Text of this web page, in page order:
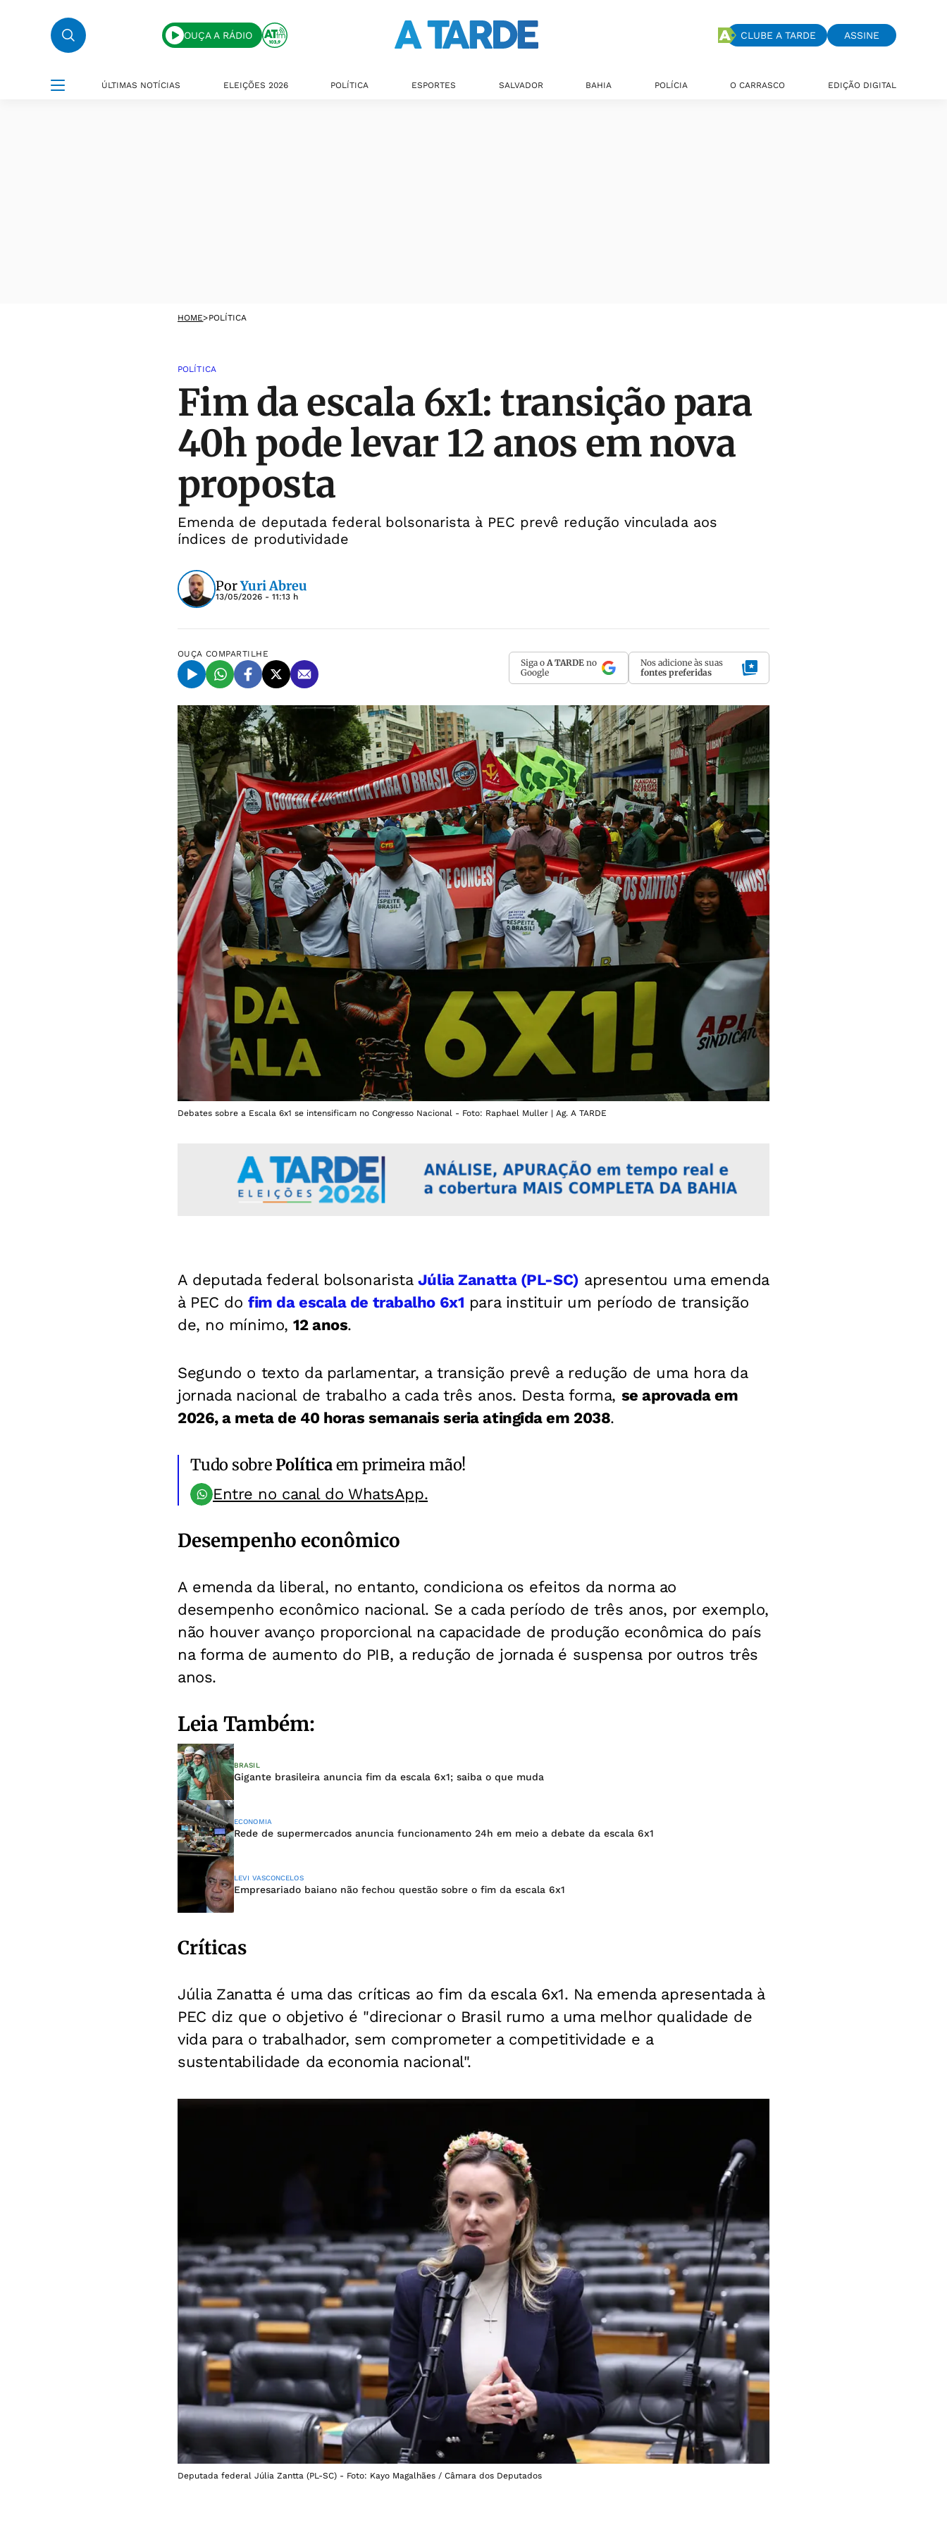
OUÇA A RÁDIO CLUBE A TARDE ASSINE
ÚLTIMAS NOTÍCIAS ELEIÇÕES 2026 POLÍTICA ESPORTES SALVADOR BAHIA POLÍCIA O CARRASCO EDIÇÃO DIGITAL
HOME>POLÍTICA
POLÍTICA
Fim da escala 6x1: transição para
40h pode levar 12 anos em nova
proposta
Emenda de deputada federal bolsonarista à PEC prevê redução vinculada aos
índices de produtividade
PorYuri Abreu
13/05/2026 - 11:13 h
OUÇA COMPARTILHE
Siga o A TARDE no
Google
Nos adicione às suas
fontes preferidas
Debates sobre a Escala 6x1 se intensificam no Congresso Nacional - Foto: Raphael Muller | Ag. A TARDE
A deputada federal bolsonarista Júlia Zanatta (PL-SC) apresentou uma emenda
à PEC dofim da escala de trabalho 6x1 para instituir um período de transição
de, no mínimo,12 anos.
Segundo o texto da parlamentar, a transição prevê a redução de uma hora da
jornada nacional de trabalho a cada três anos. Desta forma, se aprovada em
2026, a meta de 40 horas semanais seria atingida em 2038.
Tudo sobrePolíticaem primeira mão!
Entre no canal do WhatsApp.
Desempenho econômico
A emenda da liberal, no entanto, condiciona os efeitos da norma ao
desempenho econômico nacional. Se a cada período de três anos, por exemplo,
não houver avanço proporcional na capacidade de produção econômica do país
na forma de aumento do PIB, a redução de jornada é suspensa por outros três
anos.
Leia Também:
BRASIL
Gigante brasileira anuncia fim da escala 6x1; saiba o que muda
ECONOMIA
Rede de supermercados anuncia funcionamento 24h em meio a debate da escala 6x1
LEVI VASCONCELOS
Empresariado baiano não fechou questão sobre o fim da escala 6x1
Críticas
Júlia Zanatta é uma das críticas ao fim da escala 6x1. Na emenda apresentada à
PEC diz que o objetivo é "direcionar o Brasil rumo a uma melhor qualidade de
vida para o trabalhador, sem comprometer a competitividade e a
sustentabilidade da economia nacional".
Deputada federal Júlia Zantta (PL-SC) - Foto: Kayo Magalhães / Câmara dos Deputados